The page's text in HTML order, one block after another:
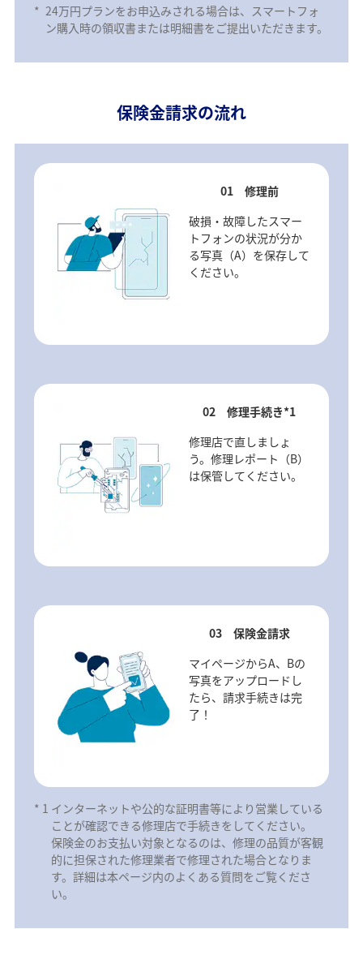
* 24万円プランをお申込みされる場合は、スマートフォ
ン購入時の領収書または明細書をご提出いただきます。
保険金請求の流れ
01 修理前
破損・故障したスマー
トフォンの状況が分か
る写真（A）を保存して
ください。
02 修理手続き*1
修理店で直しましょ
う。修理レポート（B）
は保管してください。
03 保険金請求
マイページからA、Bの
写真をアップロードし
たら、請求手続きは完
了！
* 1 インターネットや公的な証明書等により営業している
ことが確認できる修理店で手続きをしてください。
保険金のお支払い対象となるのは、修理の品質が客観
的に担保された修理業者で修理された場合となりま
す。詳細は本ページ内のよくある質問をご覧くださ
い。